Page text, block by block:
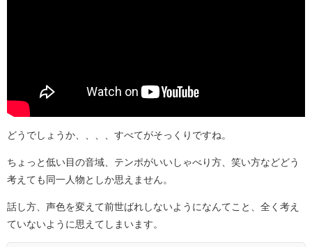
どうでしょうか、、、、すべてがそっくりですね。
ちょっと低い目の音域、テンポがいいしゃべり方、笑い方などどう
考えても同一人物としか思えません。
話し方、声色を変えて前世ばれしないようになんてこと、全く考え
ていないように思えてしまいます。